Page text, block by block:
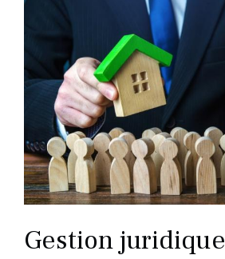
Gestion juridique